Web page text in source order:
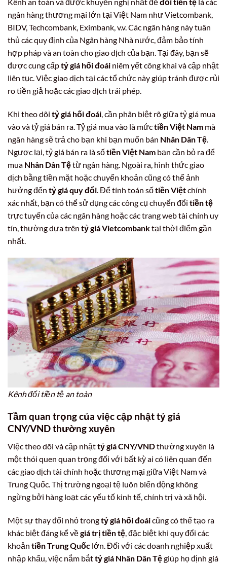
ngân hàng thương mại lớn tại Việt Nam như Vietcombank,
BIDV, Techcombank, Eximbank, v.v. Các ngân hàng này tuân
thủ các quy định của Ngân hàng Nhà nước, đảm bảo tính
hợp pháp và an toàn cho giao dịch của bạn. Tại đây, bạn sẽ
được cung cấptỷ giá hối đoái niêm yết công khai và cập nhật
liên tục. Việc giao dịch tại các tổ chức này giúp tránh được rủi
ro tiền giả hoặc các giao dịch trái phép.
Khi theo dõi tỷ giá hối đoái, cần phân biệt rõ giữa tỷ giá mua
vào và tỷ giá bán ra. Tỷ giá mua vào là mứctiền Việt Nam mà
ngân hàng sẽ trả cho bạn khi bạn muốn bán Nhân Dân Tệ.
Ngược lại, tỷ giá bán ra là sốtiền Việt Nam bạn cần bỏ ra để
mua Nhân Dân Tệtừ ngân hàng. Ngoài ra, hình thức giao
dịch bằng tiền mặt hoặc chuyển khoản cũng có thể ảnh
hưởng đến tỷ giá quy đổi. Để tính toán sốtiền Việtchính
xác nhất, bạn có thể sử dụng các công cụ chuyển đổi tiền tệ
trực tuyến của các ngân hàng hoặc các trang web tài chính uy
tín, thường dựa trên tỷ giá Vietcombanktại thời điểm gần
nhất.
Kênh đổi tiền tệ an toàn
Tầm quan trọng của việc cập nhật tỷ giá
CNY/VND thường xuyên
Việc theo dõi và cập nhậttỷ giá CNY/VNDthường xuyên là
một thói quen quan trọng đối với bất kỳ ai có liên quan đến
các giao dịch tài chính hoặc thương mại giữa Việt Nam và
Trung Quốc. Thị trường ngoại tệ luôn biến động không
ngừng bởi hàng loạt các yếu tố kinh tế, chính trị và xã hội.
Một sự thay đổi nhỏ trongtỷ giá hối đoáicũng có thể tạo ra
khác biệt đáng kể vềgiá trị tiền tệ, đặc biệt khi quy đổi các
khoản tiền Trung Quốc lớn. Đối với các doanh nghiệp xuất
nhập khẩu, việc nắm bắttỷ giá Nhân Dân Tệgiúp họ định giá